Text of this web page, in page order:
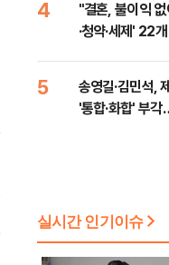
4
"결혼, 불이익
·청약·세제' 22
5
송영길·김민석,
'통합·화합' 부